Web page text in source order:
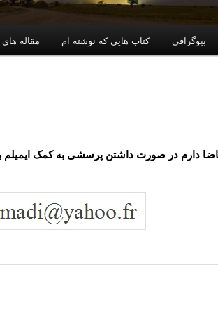
بیوگرافی کتاب هایی که نوشته ام مقاله
دارم در صورت داشتن پرسشی به کمک ایمیلم